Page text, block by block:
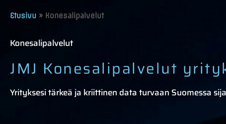
Etusivu » Konesalipalvelut
Konesalipalvelut
JMJ Konesalipalvelut
Yrityksesi tärkeä ja kriittinen data turvaan Suomessa